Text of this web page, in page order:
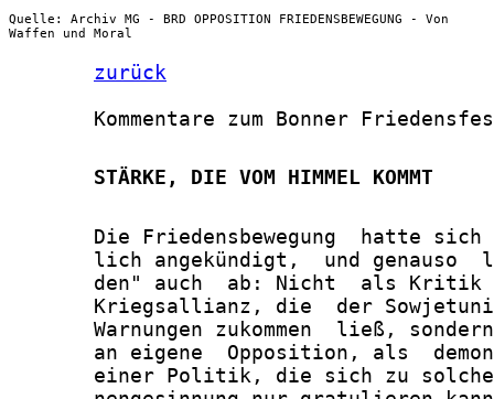
Quelle: Archiv MG - BRD OPPOSITION FRIEDENSBEWEGUNG - Von
Waffen und Moral
zurück
Kommentare zum Bonner
       STÄRKE, DIE VOM HIMMEL KOMMT